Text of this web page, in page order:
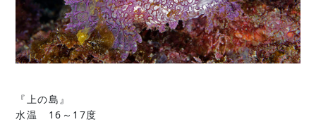
『上の島』
水温 16～17度